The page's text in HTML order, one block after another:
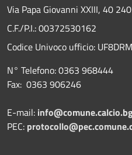
Via Papa Giovanni XXIII, 40
C.F./P.I.: 00372530162
Codice Univoco ufficio: UF8DRM
N° Telefono: 0363 968444
Fax: 0363 906246
E-mail:
PEC: